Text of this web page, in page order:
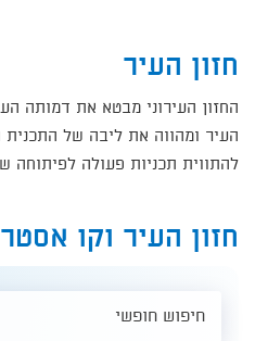
חזון העיר
החזון העירוני מבטא את דמותה
העיר ומהווה את ליבה של התכנית
להתווית תכניות פעולה לפיתוחה
חזון העיר וקו